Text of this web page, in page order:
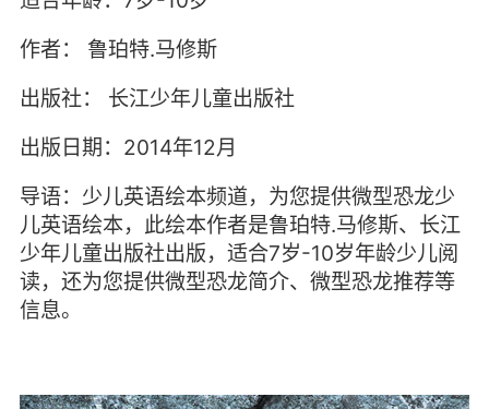
作者：
鲁珀特.马修斯
出版社：
长江少年儿童出版社
出版日期：2014年12月
导语：少儿英语绘本频道，为您提供微型恐龙少
儿英语绘本，此绘本作者是鲁珀特.马修斯、长江
少年儿童出版社出版，适合7岁-10岁年龄少儿阅
读，还为您提供微型恐龙简介、微型恐龙推荐等
信息。